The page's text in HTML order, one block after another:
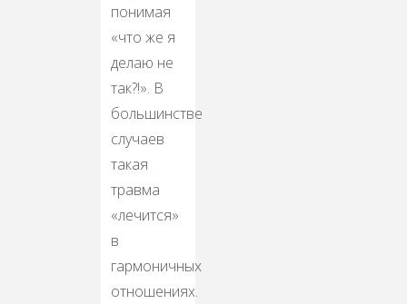
понимая
«что же я
делаю не
так?!». В
большинстве
случаев
такая
травма
«лечится»
в
гармоничных
отношениях.